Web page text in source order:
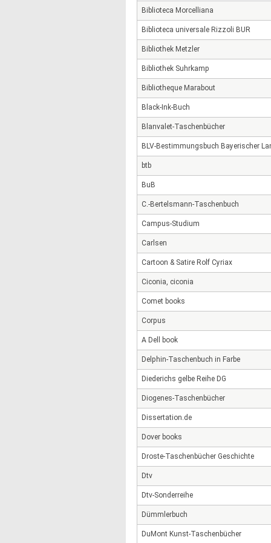
Biblioteca Morcelliana
Biblioteca universale Rizzoli BUR
Bibliothek Metzler
Bibliothek Suhrkamp
Bibliotheque Marabout
Black-Ink-Buch
Blanvalet-Taschenbücher
BLV-Bestimmungsbuch Bayerischer
btb
BuB
C.-Bertelsmann-Taschenbuch
Campus-Studium
Carlsen
Cartoon & Satire Rolf Cyriax
Ciconia, ciconia
Comet books
Corpus
A Dell book
Delphin-Taschenbuch in Farbe
Diederichs gelbe Reihe DG
Diogenes-Taschenbücher
Dissertation.de
Dover books
Droste-Taschenbücher Geschichte
Dtv
Dtv-Sonderreihe
Dümmlerbuch
DuMont Kunst-Taschenbücher